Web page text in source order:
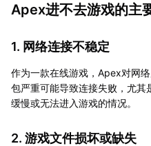
Apex进不去游戏的主
1. 网络连接不稳定
作为一款在线游戏，Apex对网
包严重可能导致连接失败，尤其
缓慢或无法进入游戏的情况。
2. 游戏文件损坏或缺失